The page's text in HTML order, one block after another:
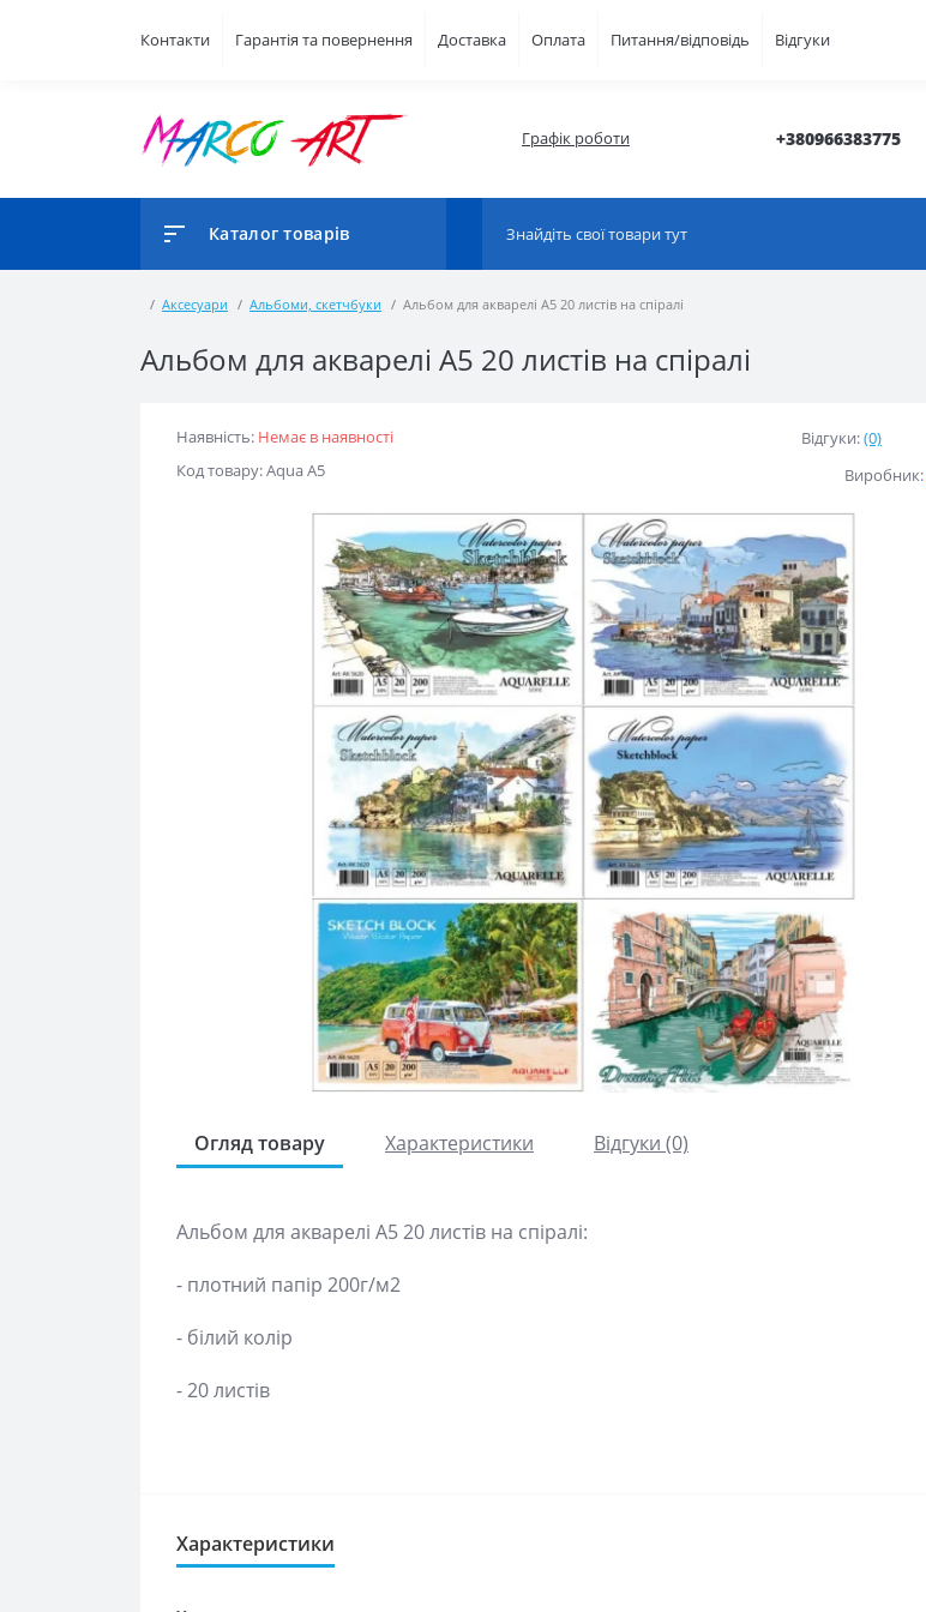
Контакти Гарантія та повернення Доставка Оплата Питання/відповідь Відгуки
Графік роботи +380966383775
Каталог товарів
Аксесуари Альбоми, скетчбуки Альбом для акварелі А5 20 листів на спіралі
Альбом для акварелі А5 20 листів на спіралі
Наявність: Немає в наявності
Код товару: Aqua A5
Відгуки:(0)
Виробник:
Огляд товару Характеристики Відгуки (0)
Альбом для акварелі А5 20 листів на спіралі:
- плотний папір 200г/м2
- білий колір
- 20 листів
Характеристики